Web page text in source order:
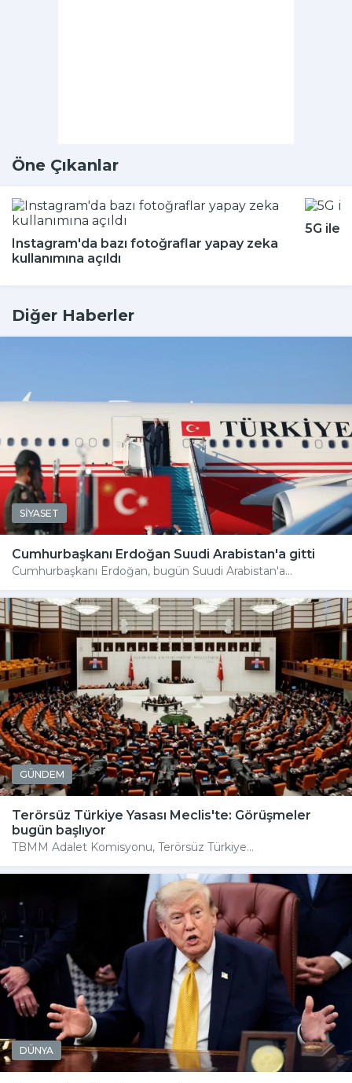
Öne Çıkanlar
Instagram'da bazı fotoğraflar yapay zeka
kullanımına açıldı
5G ile
Diğer Haberler
SİYASET
Cumhurbaşkanı Erdoğan Suudi Arabistan'a gitti
Cumhurbaşkanı Erdoğan, bugün Suudi Arabistan'a...
GÜNDEM
Terörsüz Türkiye Yasası Meclis'te: Görüşmeler
bugün başlıyor
TBMM Adalet Komisyonu, Terörsüz Türkiye...
DÜNYA